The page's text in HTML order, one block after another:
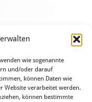
wie sogenannte
und/oder darauf
können Daten wie
Website verarbeitet werden.
können bestimmte